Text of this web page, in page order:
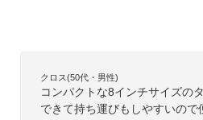
クロス(50代・男性)
コンパクトな8インチサイズの
できて持ち運びもしやすいので